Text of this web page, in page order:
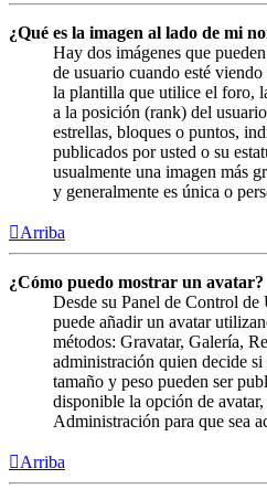
¿Qué es la imagen al lado de mi
Hay dos imágenes que
de usuario cuando esté
la plantilla que utilice el foro,
a la posición (rank) del
estrellas, bloques o puntos,
publicados por usted o su
usualmente una imagen más
y generalmente es única o
Arriba
¿Cómo puedo mostrar un avatar?
Desde su Panel de Control
puede añadir un avatar
métodos: Gravatar, Galería,
administración quien decide
tamaño y peso pueden ser
disponible la opción de
Administración para que sea
Arriba